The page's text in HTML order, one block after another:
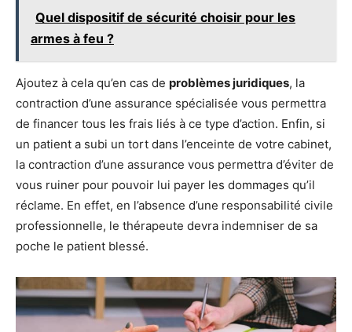
Quel dispositif de sécurité choisir pour les
armes à feu ?
Ajoutez à cela qu’en cas de problèmes juridiques, la
contraction d’une assurance spécialisée vous permettra
de financer tous les frais liés à ce type d’action. Enfin, si
un patient a subi un tort dans l’enceinte de votre cabinet,
la contraction d’une assurance vous permettra d’éviter de
vous ruiner pour pouvoir lui payer les dommages qu’il
réclame. En effet, en l’absence d’une responsabilité civile
professionnelle, le thérapeute devra indemniser de sa
poche le patient blessé.